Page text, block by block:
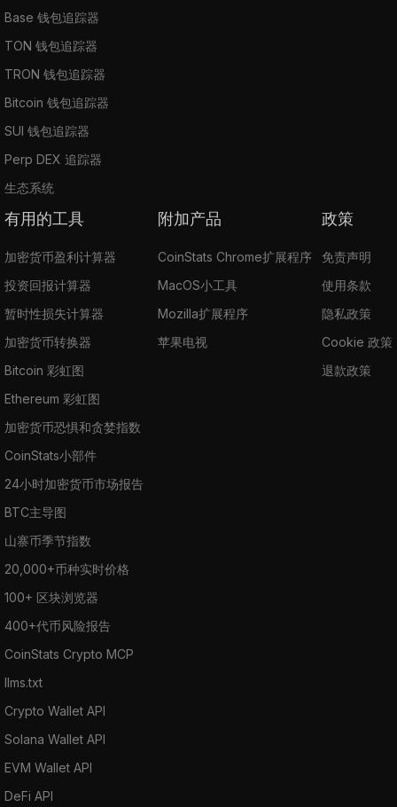
Base 钱包追踪器
TON 钱包追踪器
TRON 钱包追踪器
Bitcoin 钱包追踪器
SUI 钱包追踪器
Perp DEX 追踪器
生态系统
有用的工具
加密货币盈利计算器
投资回报计算器
暂时性损失计算器
加密货币转换器
Bitcoin 彩虹图
Ethereum 彩虹图
加密货币恐惧和贪婪指数
CoinStats小部件
24小时加密货币市场报告
BTC主导图
山寨币季节指数
20,000+币种实时价格
100+ 区块浏览器
400+代币风险报告
CoinStats Crypto MCP
llms.txt
Crypto Wallet API
Solana Wallet API
EVM Wallet API
DeFi API
附加产品
CoinStats Chrome扩展程序
MacOS小工具
Mozilla扩展程序
苹果电视
政策
免责声明
使用条款
隐私政策
Cookie 政策
退款政策